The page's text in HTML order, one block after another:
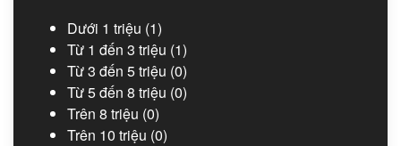
Dưới 1 triệu (1)
Từ 1 đến 3 triệu (1)
Từ 3 đến 5 triệu (0)
Từ 5 đến 8 triệu (0)
Trên 8 triệu (0)
Trên 10 triệu (0)